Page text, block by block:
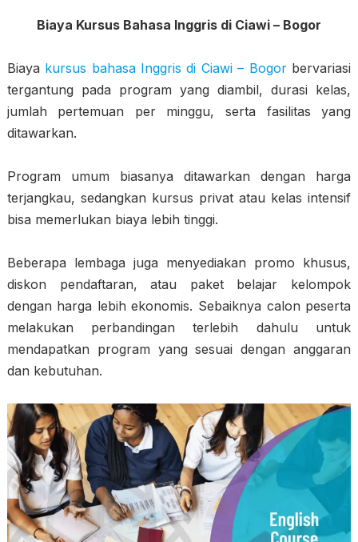
Biaya Kursus Bahasa Inggris di Ciawi – Bogor
Biaya kursus bahasa Inggris di Ciawi – Bogorbervariasi
tergantung pada program yang diambil, durasi kelas,
jumlah pertemuan per minggu, serta fasilitas yang
ditawarkan.
Program umum biasanya ditawarkan dengan harga
terjangkau, sedangkan kursus privat atau kelas intensif
bisa memerlukan biaya lebih tinggi.
Beberapa lembaga juga menyediakan promo khusus,
diskon pendaftaran, atau paket belajar kelompok
dengan harga lebih ekonomis. Sebaiknya calon peserta
melakukan perbandingan terlebih dahulu untuk
mendapatkan program yang sesuai dengan anggaran
dan kebutuhan.